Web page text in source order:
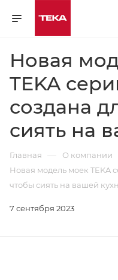
Новая
TEKA
создана
сиять на
Главная — О компании
Новая модель моек TEKA
чтобы сиять на вашей
7 сентября 2023